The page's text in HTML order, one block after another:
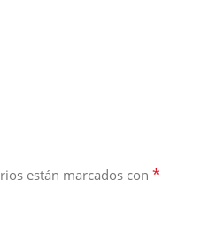
están marcados con *